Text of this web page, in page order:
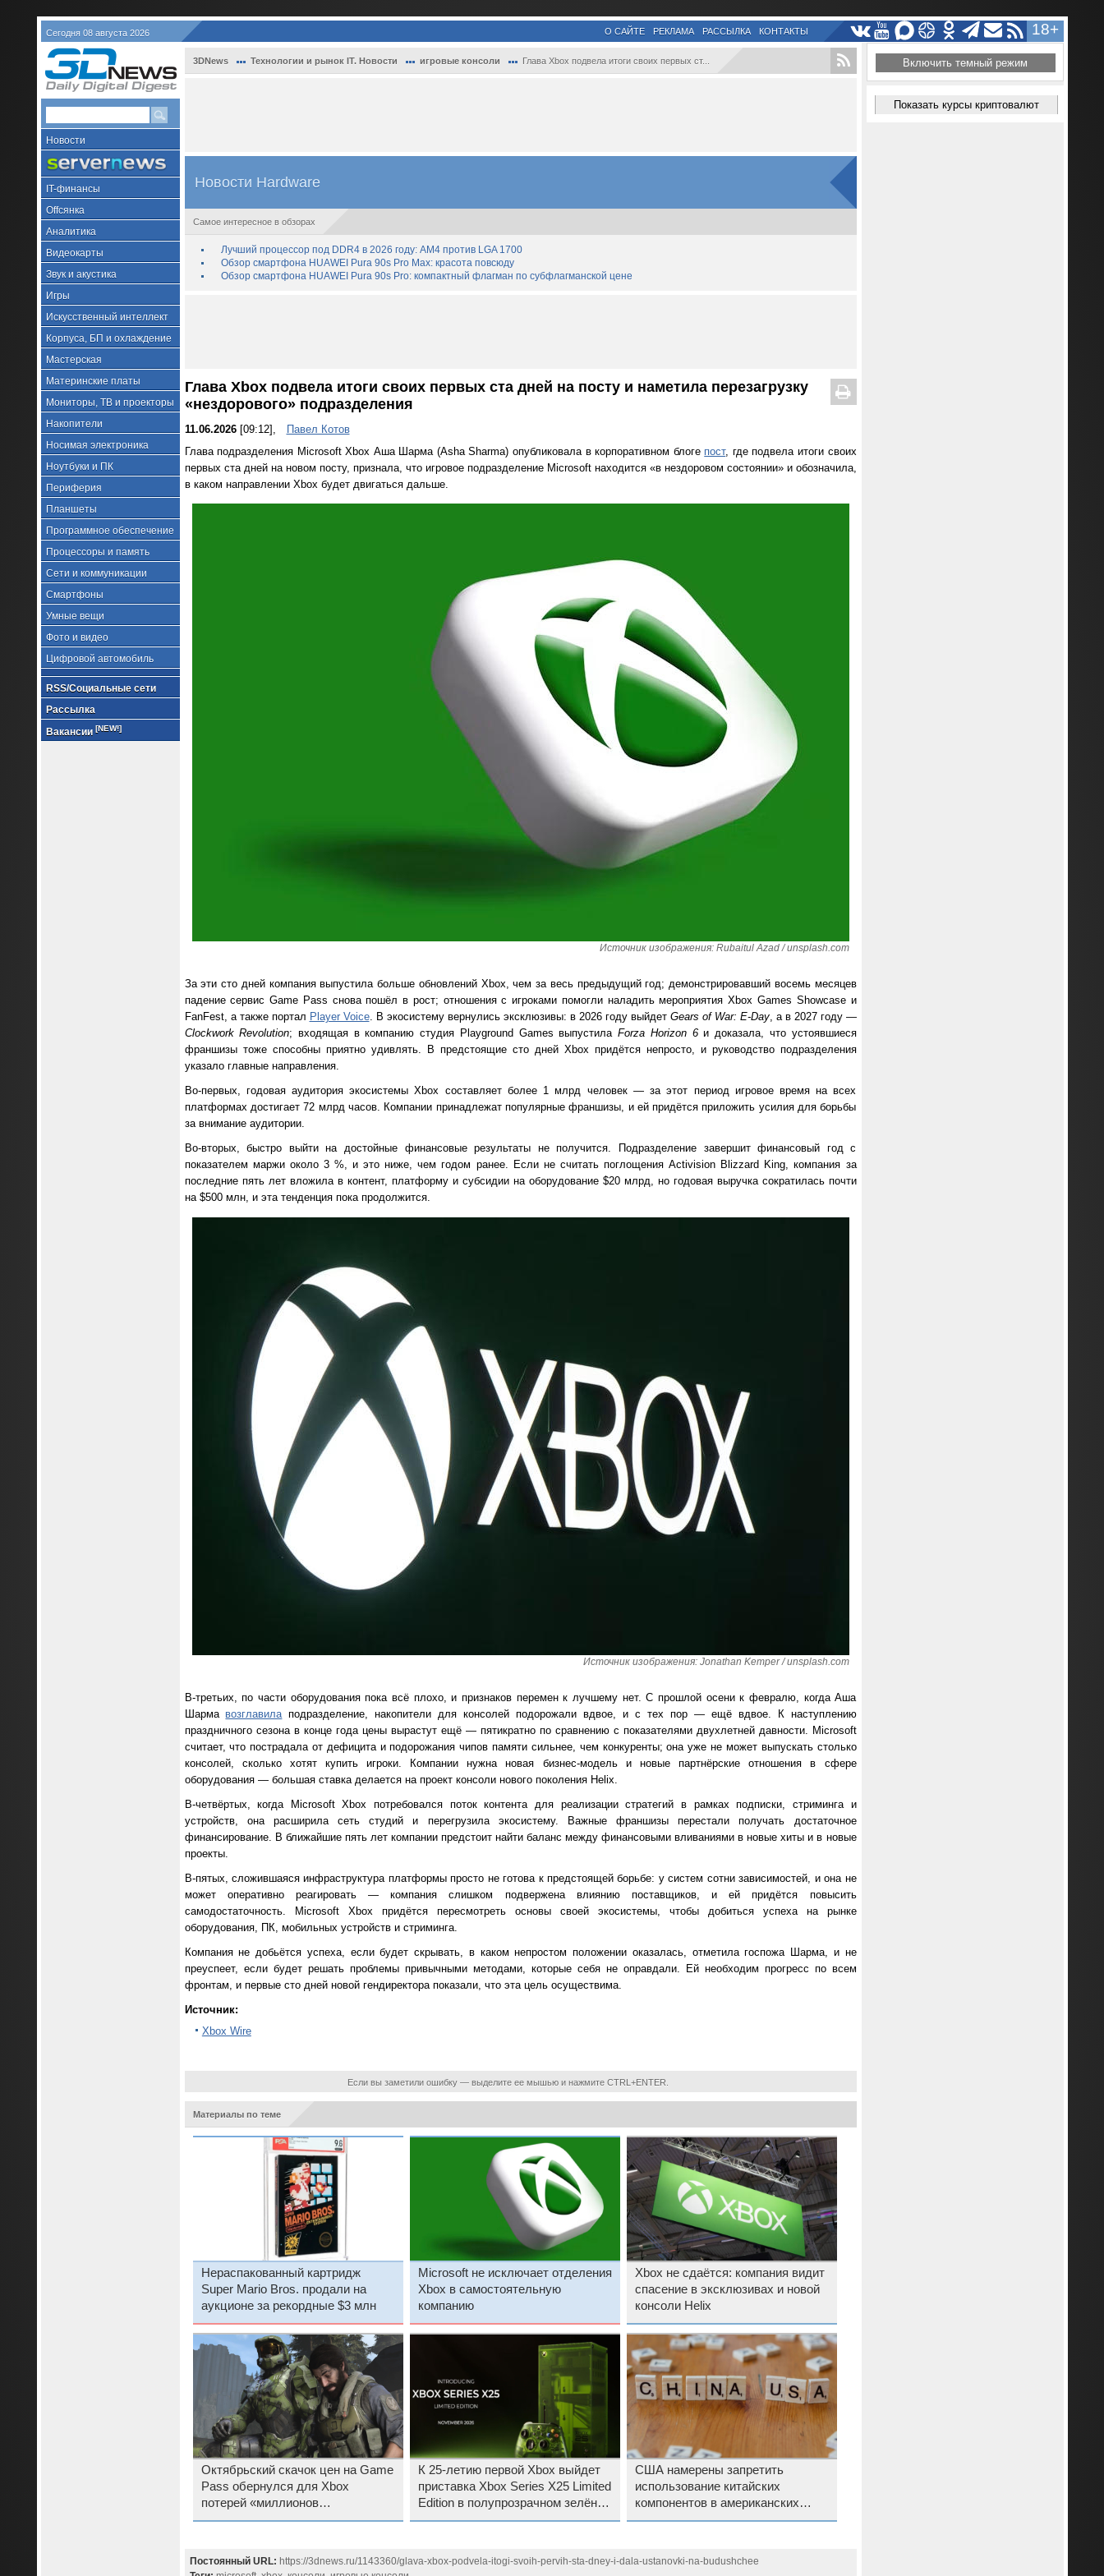
Сегодня 08 августа 2026 18+
О САЙТЕ РЕКЛАМА РАССЫЛКА КОНТАКТЫ
Новости
IT-финансы
Offсянка
Аналитика
Видеокарты
Звук и акустика
Игры
Искусственный интеллект
Корпуса, БП и охлаждение
Мастерская
Материнские платы
Мониторы, ТВ и проекторы
Накопители
Носимая электроника
Ноутбуки и ПК
Периферия
Планшеты
Программное обеспечение
Процессоры и память
Сети и коммуникации
Смартфоны
Умные вещи
Фото и видео
Цифровой автомобиль
RSS/Социальные сети
Рассылка
Вакансии [NEW!]
3DNews Технологии и рынок IT. Новости игровые консоли Глава Xbox подвела итоги своих первых ст...
Новости Hardware
Самое интересное в обзорах
Лучший процессор под DDR4 в 2026 году: AM4 против LGA 1700
Обзор смартфона HUAWEI Pura 90s Pro Max: красота повсюду
Обзор смартфона HUAWEI Pura 90s Pro: компактный флагман по субфлагманской цене
Глава Xbox подвела итоги своих первых ста дней на посту и наметила перезагрузку
«нездорового» подразделения
11.06.2026[09:12],
Павел Котов
Глава подразделения Microsoft Xbox Аша Шарма (Asha Sharma) опубликовала в корпоративном блоге пост, где подвела итоги своих
первых ста дней на новом посту, признала, что игровое подразделение Microsoft находится «в нездоровом состоянии» и обозначила,
в каком направлении Xbox будет двигаться дальше.
Источник изображения: Rubaitul Azad / unsplash.com
За эти сто дней компания выпустила больше обновлений Xbox, чем за весь предыдущий год; демонстрировавший восемь месяцев
падение сервис Game Pass снова пошёл в рост; отношения с игроками помогли наладить мероприятия Xbox Games Showcase и
FanFest, а также портал Player Voice. В экосистему вернулись эксклюзивы: в 2026 году выйдет Gears of War: E-Day, а в 2027 году —
Clockwork Revolution; входящая в компанию студия Playground Games выпустилаForza Horizon 6и доказала, что устоявшиеся
франшизы тоже способны приятно удивлять. В предстоящие сто дней Xbox придётся непросто, и руководство подразделения
указало главные направления.
Во-первых, годовая аудитория экосистемы Xbox составляет более 1 млрд человек — за этот период игровое время на всех
платформах достигает 72 млрд часов. Компании принадлежат популярные франшизы, и ей придётся приложить усилия для борьбы
за внимание аудитории.
Во-вторых, быстро выйти на достойные финансовые результаты не получится. Подразделение завершит финансовый год с
показателем маржи около 3 %, и это ниже, чем годом ранее. Если не считать поглощения Activision Blizzard King, компания за
последние пять лет вложила в контент, платформу и субсидии на оборудование $20 млрд, но годовая выручка сократилась почти
на $500 млн, и эта тенденция пока продолжится.
Источник изображения: Jonathan Kemper / unsplash.com
В-третьих, по части оборудования пока всё плохо, и признаков перемен к лучшему нет. С прошлой осени к февралю, когда Аша
Шарма возглавила подразделение, накопители для консолей подорожали вдвое, и с тех пор — ещё вдвое. К наступлению
праздничного сезона в конце года цены вырастут ещё — пятикратно по сравнению с показателями двухлетней давности. Microsoft
считает, что пострадала от дефицита и подорожания чипов памяти сильнее, чем конкуренты; она уже не может выпускать столько
консолей, сколько хотят купить игроки. Компании нужна новая бизнес-модель и новые партнёрские отношения в сфере
оборудования — большая ставка делается на проект консоли нового поколения Helix.
В-четвёртых, когда Microsoft Xbox потребовался поток контента для реализации стратегий в рамках подписки, стриминга и
устройств, она расширила сеть студий и перегрузила экосистему. Важные франшизы перестали получать достаточное
финансирование. В ближайшие пять лет компании предстоит найти баланс между финансовыми вливаниями в новые хиты и в новые
проекты.
В-пятых, сложившаяся инфраструктура платформы просто не готова к предстоящей борьбе: у систем сотни зависимостей, и она не
может оперативно реагировать — компания слишком подвержена влиянию поставщиков, и ей придётся повысить
самодостаточность. Microsoft Xbox придётся пересмотреть основы своей экосистемы, чтобы добиться успеха на рынке
оборудования, ПК, мобильных устройств и стриминга.
Компания не добьётся успеха, если будет скрывать, в каком непростом положении оказалась, отметила госпожа Шарма, и не
преуспеет, если будет решать проблемы привычными методами, которые себя не оправдали. Ей необходим прогресс по всем
фронтам, и первые сто дней новой гендиректора показали, что эта цель осуществима.
Источник:
Xbox Wire
Если вы заметили ошибку — выделите ее мышью и нажмите CTRL+ENTER.
Материалы по теме
Нераспакованный картридж
Super Mario Bros. продали на
аукционе за рекордные $3 млн
Microsoft не исключает отделения
Xbox в самостоятельную
компанию
Xbox не сдаётся: компания видит
спасение в эксклюзивах и новой
консоли Helix
Октябрьский скачок цен на Game
Pass обернулся для Xbox
потерей «миллионов
подписчиков»
К 25-летию первой Xbox выйдет
приставка Xbox Series X25 Limited
Edition в полупрозрачном зелёном
корпусе
США намерены запретить
использование китайских
компонентов в американских
дата-центрах
Постоянный URL: https://3dnews.ru/1143360/glava-xbox-podvela-itogi-svoih-pervih-sta-dney-i-dala-ustanovki-na-budushchee
Включить темный режим
Показать курсы криптовалют